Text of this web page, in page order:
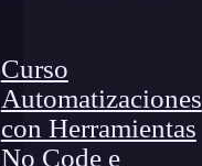
Curso
Automatizaciones
con Herramientas
No Code e